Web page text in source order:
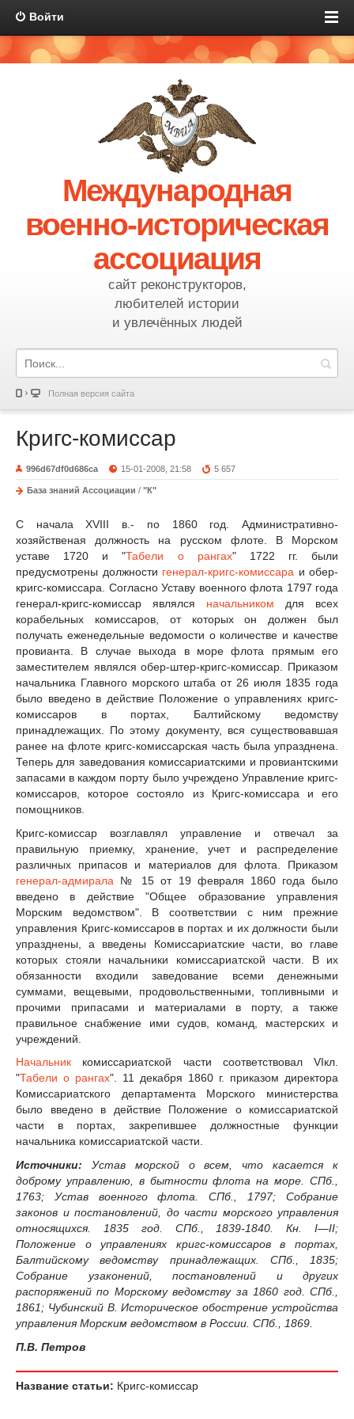
Войти
Международная
военно-историческая
ассоциация
сайт реконструкторов,
любителей истории
и увлечённых людей
Полная версия сайта
Кригс-комиссар
996d67df0d686ca 15-01-2008, 21:58 5 657
База знаний Ассоциации / "К"
С начала XVIII в.- по 1860 год. Административно-
хозяйственая должность на русском флоте. В Морском
уставе 1720 и "Табели о рангах" 1722 гг. были
предусмотрены должности генерал-кригс-комиссара и обер-
кригс-комиссара. Согласно Уставу военного флота 1797 года
генерал-кригс-комиссар являлся начальником для всех
корабельных комиссаров, от которых он должен был
получать еженедельные ведомости о количестве и качестве
провианта. В случае выхода в море флота прямым его
заместителем являлся обер-штер-кригс-комиссар. Приказом
начальника Главного морского штаба от 26 июля 1835 года
было введено в действие Положение о управлениях кригс-
комиссаров в портах, Балтийскому ведомству
принадлежащих. По этому документу, вся существовавшая
ранее на флоте кригс-комиссарская часть была упразднена.
Теперь для заведования комиссариатскими и провиантскими
запасами в каждом порту было учреждено Управление кригс-
комиссаров, которое состояло из Кригс-комиссара и его
помощников.
Кригс-комиссар возглавлял управление и отвечал за
правильную приемку, хранение, учет и распределение
различных припасов и материалов для флота. Приказом
генерал-адмирала № 15 от 19 февраля 1860 года было
введено в действие "Общее образование управления
Морским ведомством". В соответствии с ним прежние
управления Кригс-комиссаров в портах и их должности были
упразднены, а введены Комиссариатские части, во главе
которых стояли начальники комиссариатской части. В их
обязанности входили заведование всеми денежными
суммами, вещевыми, продовольственными, топливными и
прочими припасами и материалами в порту, а также
правильное снабжение ими судов, команд, мастерских и
учреждений.
Начальник комиссариатской части соответствовал VIкл.
"Табели о рангах". 11 декабря 1860 г. приказом директора
Комиссариатского департамента Морского министерства
было введено в действие Положение о комиссариатской
части в портах, закрепившее должностные функции
начальника комиссариатской части.
Источники: Устав морской о всем, что касается к
доброму управлению, в бытности флота на море. СПб.,
1763; Устав военного флота. СПб., 1797; Собрание
законов и постановлений, до части морского управления
относящихся. 1835 год. СПб., 1839-1840. Кн. I—II;
Положение о управлениях кригс-комиссаров в портах,
Балтийскому ведомству принадлежащих. СПб., 1835;
Собрание узаконений, постановлений и других
распоряжений по Морскому ведомству за 1860 год. СПб.,
1861; Чубинский В. Историческое обострение устройства
управления Морским ведомством в России. СПб., 1869.
П.В. Петров
Название статьи: Кригс-комиссар